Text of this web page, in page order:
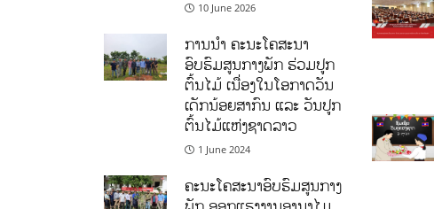
10 June 2026
ການນໍາ ຄະນະໂຄສະນາ
ອົບຮົມສູນກາງພັກ ຮ່ວມປູກ
ຕົ້ນໄມ້ ເນື່ອງໃນໂອກາດວັນ
ເດັກນ້ອຍສາກົນ ແລະ ວັນປູກ
ຕົ້ນໄມ້ແຫ່ງຊາດລາວ
1 June 2024
ຄະນະໂຄສະນາອົບຮົມສູນກາງ